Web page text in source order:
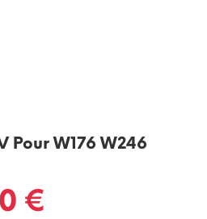
Pour W176 W246
€